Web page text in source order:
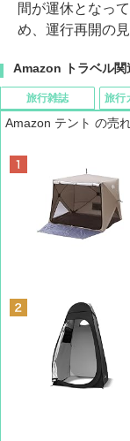
間が運休となっ
め、運行再開の
Amazon トラベル関
旅行雑誌 旅行
Amazon テント の売